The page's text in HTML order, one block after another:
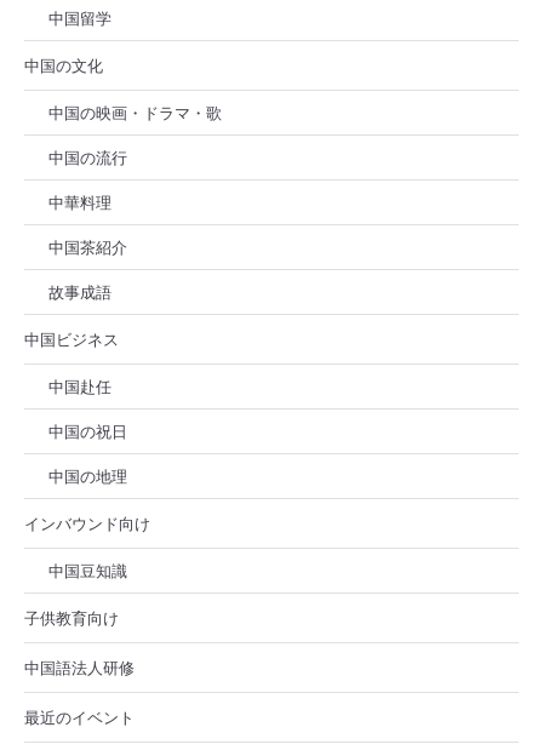
中国留学
中国の文化
中国の映画・ドラマ・歌
中国の流行
中華料理
中国茶紹介
故事成語
中国ビジネス
中国赴任
中国の祝日
中国の地理
インバウンド向け
中国豆知識
子供教育向け
中国語法人研修
最近のイベント